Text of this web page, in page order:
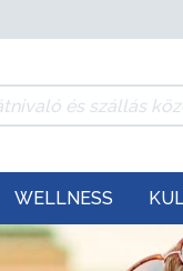
WELLNESS